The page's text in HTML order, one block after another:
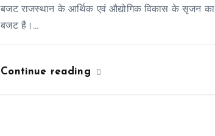
बजट राजस्थान के आर्थिक एवं औद्योगिक विकास के सृजन का
बजट है।…
Continue reading